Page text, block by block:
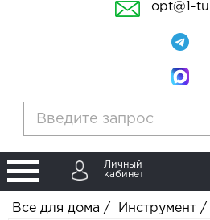
opt@1-
Личный
кабинет
Все для дома / Инструмент /